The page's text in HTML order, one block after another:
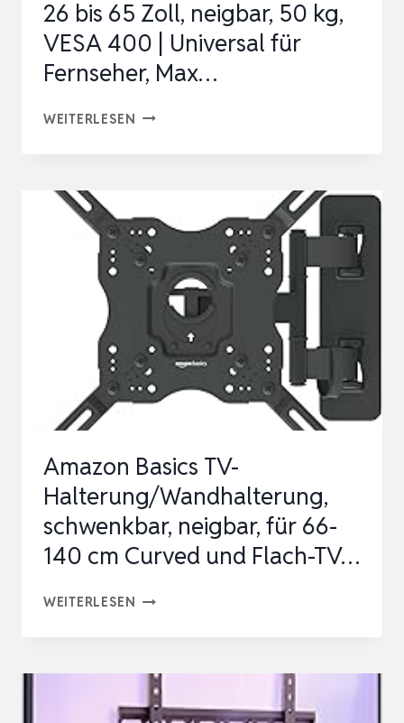
CU…
26 bis 65 Zoll, neigbar, 50 kg,
VESA 400 | Universal für
Fernseher, Max…
WEITERLESEN GRIFEMA
BIS
65
ZOLL,
NEIGBAR,
50
KG,
VESA
UNIVERSAL
FÜR
FERNSEHER,
MAX…
Amazon Basics TV-
Halterung/Wandhalterung,
schwenkbar, neigbar, für 66-
140 cm Curved und Flach-TV…
WEITERLESEN AMAZON
HALTERUNG/WANDHALTERUNG,
SCHWENKBAR,